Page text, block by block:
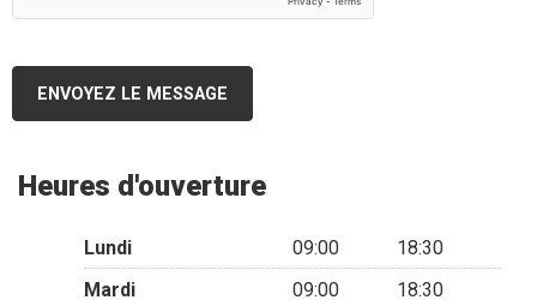
ENVOYEZ LE MESSAGE
Heures d'ouverture
Lundi 09:00
18:30
Mardi
09:00
18:30